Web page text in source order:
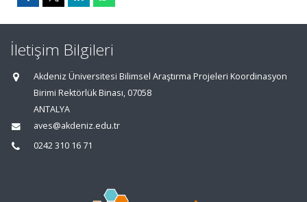
İletişim Bilgileri
Akdeniz Üniversitesi Bilimsel Araştırma Projeleri Koordinasyon
Birimi Rektörlük Binası, 07058
ANTALYA
aves@akdeniz.edu.tr
0242 310 16 71